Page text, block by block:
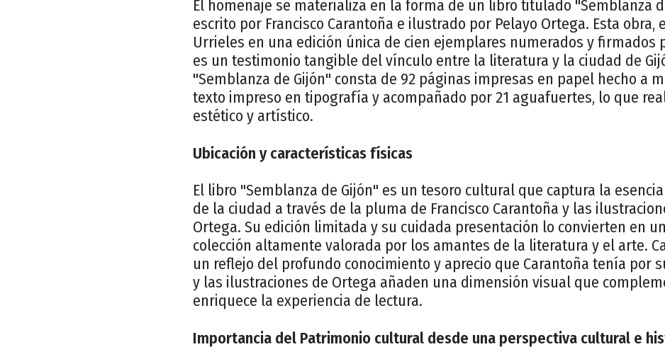
El homenaje se materializa en la forma de un libro titulado "Semblanza
escrito por Francisco Carantoña e ilustrado por Pelayo Ortega. Esta obra,
Urrieles en una edición única de cien ejemplares numerados y firmados
es un testimonio tangible del vínculo entre la literatura y la ciudad de
"Semblanza de Gijón" consta de 92 páginas impresas en papel hecho a
texto impreso en tipografía y acompañado por 21 aguafuertes, lo que
estético y artístico.
Ubicación y características físicas
El libro "Semblanza de Gijón" es un tesoro cultural que captura la
de la ciudad a través de la pluma de Francisco Carantoña y las
Ortega. Su edición limitada y su cuidada presentación lo convierten en
colección altamente valorada por los amantes de la literatura y el arte.
un reflejo del profundo conocimiento y aprecio que Carantoña tenía por
y las ilustraciones de Ortega añaden una dimensión visual que
enriquece la experiencia de lectura.
Importancia del Patrimonio cultural desde una perspectiva cultural e